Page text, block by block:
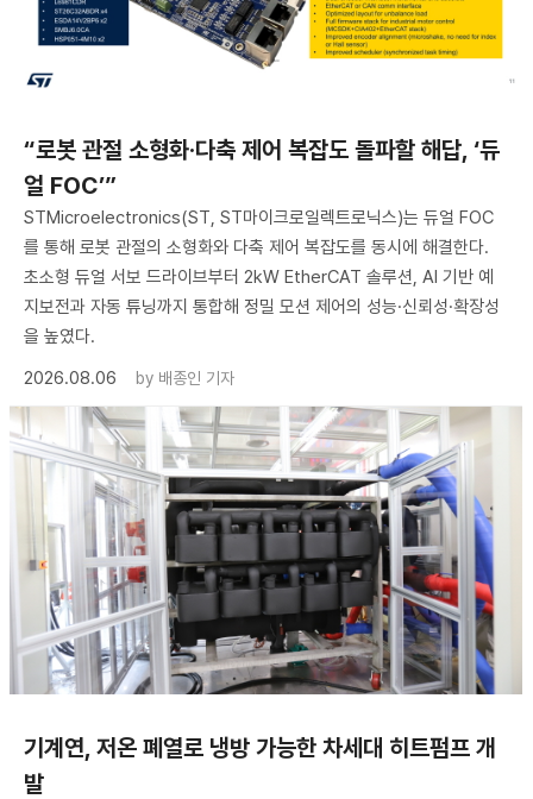
“로봇 관절 소형화·다축 제어 복잡도 돌파할 해답, ‘듀
얼 FOC’”
STMicroelectronics(ST, ST마이크로일렉트로닉스)는 듀얼 FOC
를 통해 로봇 관절의 소형화와 다축 제어 복잡도를 동시에 해결한다.
초소형 듀얼 서보 드라이브부터 2kW EtherCAT 솔루션, AI 기반 예
지보전과 자동 튜닝까지 통합해 정밀 모션 제어의 성능·신뢰성·확장성
을 높였다.
2026.08.06
by 배종인 기자
기계연, 저온 폐열로 냉방 가능한 차세대 히트펌프 개
발